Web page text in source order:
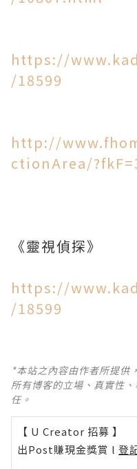
https://
/18599
http://
ctionArea/
《靈視偵探》
https://
/18599
*本站之內容由作者所提供
所有博客的立場、真實性
任。
【 U Creator 招募 】
出Post賺現金獎賞 l 登